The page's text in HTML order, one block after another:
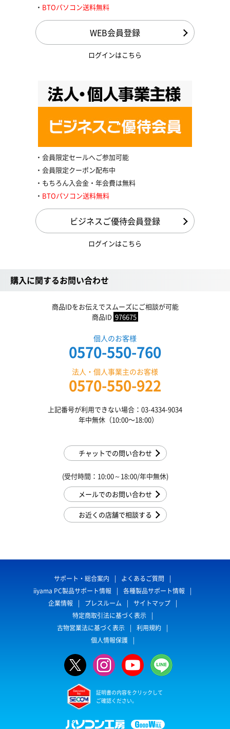
BTOパソコン送料無料
WEB会員登録
ログインはこちら
会員限定セールへご参加可能
会員限定クーポン配布中
もちろん入会金・年会費は無料
BTOパソコン送料無料
ビジネスご優待会員登録
ログインはこちら
購入に関するお問い合わせ
商品IDをお伝えでスムーズにご相談が可能
商品ID 976675
個人のお客様
0570-550-760
法人・個人事業主のお客様
0570-550-922
上記番号が利用できない場合：03-4334-9034
年中無休（10:00〜18:00）
チャットでの問い合わせ
(受付時間：10:00～18:00/年中無休)
メールでのお問い合わせ
お近くの店舗で相談する
サポート・総合案内
よくあるご質問
iiyama PC製品サポート情報
各種製品サポート情報
企業情報
プレスルーム
サイトマップ
特定商取引法に基づく表示
古物営業法に基づく表示
利用規約
個人情報保護
証明書の内容をクリックして
ご確認ください。